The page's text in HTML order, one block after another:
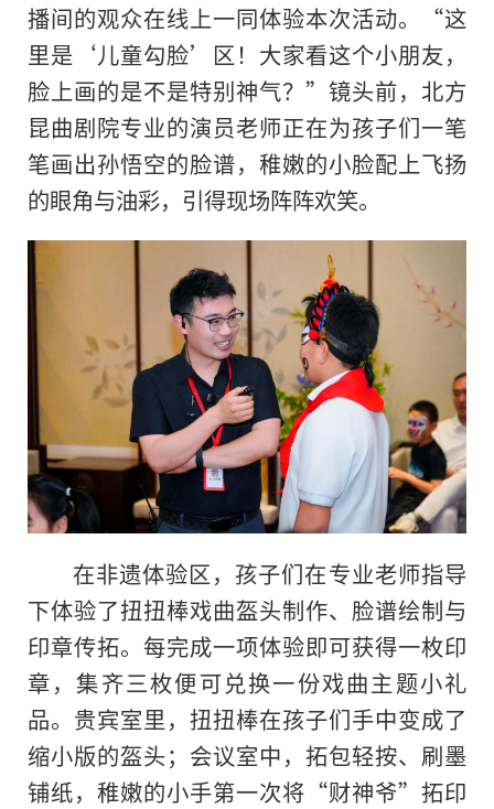
播间的观众在线上一同体验本次活动。“这
里是‘儿童勾脸’区！大家看这个小朋友，
脸上画的是不是特别神气？”镜头前，北方
昆曲剧院专业的演员老师正在为孩子们一笔
笔画出孙悟空的脸谱，稚嫩的小脸配上飞扬
的眼角与油彩，引得现场阵阵欢笑。
在非遗体验区，孩子们在专业老师指导
下体验了扭扭棒戏曲盔头制作、脸谱绘制与
印章传拓。每完成一项体验即可获得一枚印
章，集齐三枚便可兑换一份戏曲主题小礼
品。贵宾室里，扭扭棒在孩子们手中变成了
缩小版的盔头；会议室中，拓包轻按、刷墨
铺纸，稚嫩的小手第一次将“财神爷”拓印